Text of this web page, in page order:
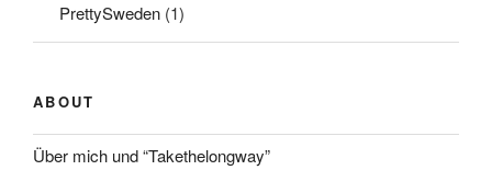
PrettySweden (1)
ABOUT
Über mich und “Takethelongway”